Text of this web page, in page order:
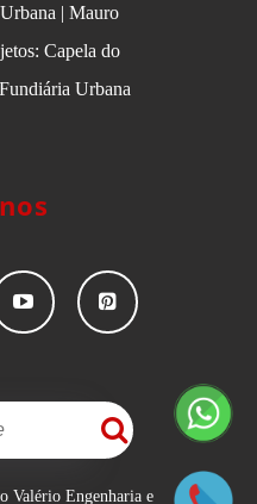
| Mauro
Capela do
Urbana
Valério Engenharia e